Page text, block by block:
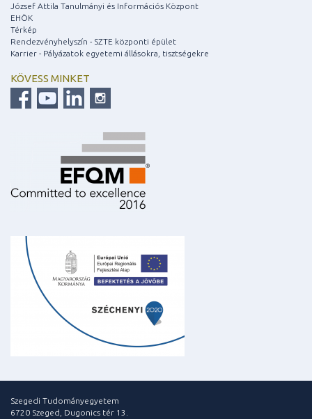
József Attila Tanulmányi és Információs Központ
EHÖK
Térkép
Rendezvényhelyszín - SZTE központi épület
Karrier - Pályázatok egyetemi állásokra, tisztségekre
KÖVESS MINKET
Szegedi Tudományegyetem
6720 Szeged, Dugonics tér 13.